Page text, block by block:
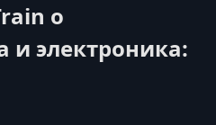
о
и электроника: